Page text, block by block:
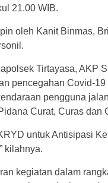
21.00 WIB.
oleh Kanit Binmas,
Tirtayasa, AKP
pencegahan Covid-
pengguna
Curat, Curas dan
untuk Antisipasi
kilahnya.
kegiatan dalam